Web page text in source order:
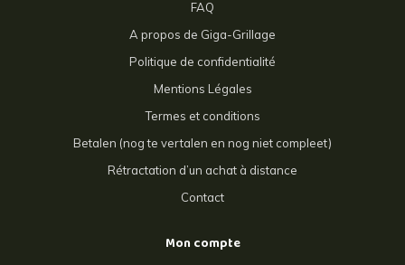
FAQ
A propos de Giga-Grillage
Politique de confidentialité
Mentions Légales
Termes et conditions
Betalen (nog te vertalen en nog niet compleet)
Rétractation d’un achat à distance
Contact
Mon compte